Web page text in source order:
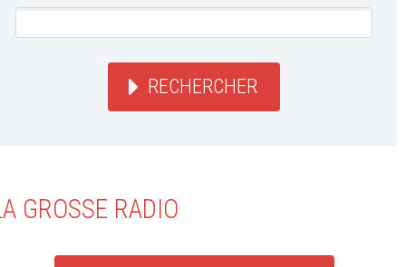
RECHERCHER
GROSSE RADIO